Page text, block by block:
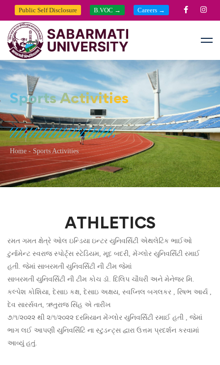
Public Self Disclosure B.VOC → Careers →
Sports Activities
Home - Sports Activities
ATHLETICS
રમત ગમત ક્ષેત્રે ઓલ ઇન્ડિયા ઇન્ટર યુનિવર્સિટી એથલેટિક ભાઈઓ
ટુર્નામેન્ટ સ્વરાજ સ્પોર્ટ્સ સ્ટેડિયમ, મૂદ બદરી, મેંગ્લોર યુનિવર્સિટી રમાઈ
હતી. જેમાં સાબરમતી યુનિવર્સિટી ની ટીમ જેમાં
સાબરમતી યુનિવર્સિટી ની ટીમ કોચ ડૉ. દિલિપ ચૌધરી અને મેનેજર મિ.
કલ્પેશ કોશિયા, દેસાઇ કક્ષ, દેસાઇ અક્ષય, સ્વપ્નિલ બગલકર , રિષભ આર્ય ,
દેવ સારર્સવત, ઋતુરાજ સિંહ એ તારીખ
૭/૧/૨૦૨૨ થી ૨/૧/૨૦૨૨ દરમિયાન મેંગ્લોર યુનિવર્સિટી રમાઈ હતી , જેમાં
ભાગ લઈ આપણી યુનિવર્સિટિ ના સ્ટુડન્ટ્સ દ્વારા ઉત્તમ પ્રદર્શન કરવામાં
આવ્યું હતું.